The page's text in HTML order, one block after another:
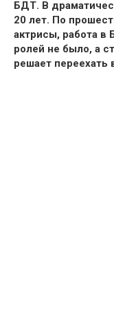
БДТ. В
20 лет. По
актрисы, работа в
ролей не было, а
решает переехать